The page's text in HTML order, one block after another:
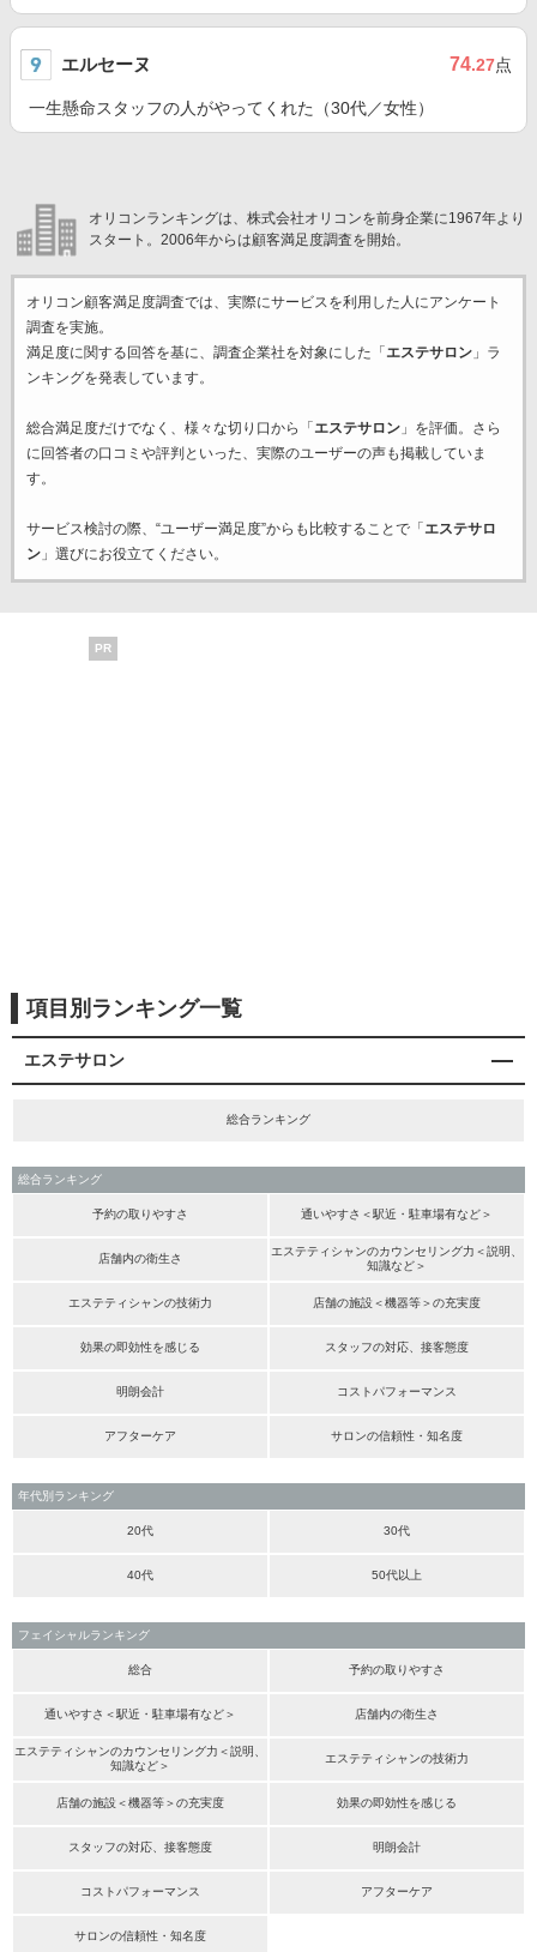
エルセーヌ 74.27点
一生懸命スタッフの人がやってくれた（30代／女性）
オリコンランキングは、株式会社オリコンを前身企業に1967年より
スタート。2006年からは顧客満足度調査を開始。
オリコン顧客満足度調査では、実際にサービスを利用した 人にアンケート
調査を実施。
満足度に関する回答を基に、調査企業社を対象にした「 エステサロン」ラ
ンキングを発表しています。
総合満足度だけでなく、様々な切り口から「 エステサロン」を評価。さら
に回答者の口コミや評判といった、実際のユーザーの声も掲載していま
す。
サービス検討の際、“ユーザー満足度”からも比較することで「 エステサロ
ン」選びにお役立てください。
PR
項目別ランキング一覧
エステサロン
総合ランキング
総合ランキング
予約の取りやすさ 通いやすさ＜駅近・駐車場有など＞
店舗内の衛生さ
エステティシャンのカウンセリング力＜説明、
知識など＞
エステティシャンの技術力 店舗の施設＜機器等＞の充実度
効果の即効性を感じる スタッフの対応、接客態度
明朗会計 コストパフォーマンス
アフターケア サロンの信頼性・知名度
年代別ランキング
20代 30代
40代 50代以上
フェイシャルランキング
総合 予約の取りやすさ
通いやすさ＜駅近・駐車場有など＞ 店舗内の衛生さ
エステティシャンのカウンセリング力＜説明、
知識など＞
エステティシャンの技術力
店舗の施設＜機器等＞の充実度 効果の即効性を感じる
スタッフの対応、接客態度 明朗会計
コストパフォーマンス アフターケア
サロンの信頼性・知名度